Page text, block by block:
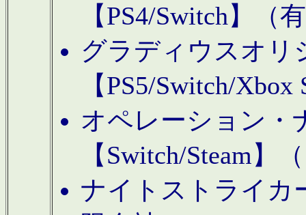
【PS4/Switch】（
グラディウスオリ
【PS5/Switch/
オペレーション・
【Switch/Steam】
ナイトストライカ